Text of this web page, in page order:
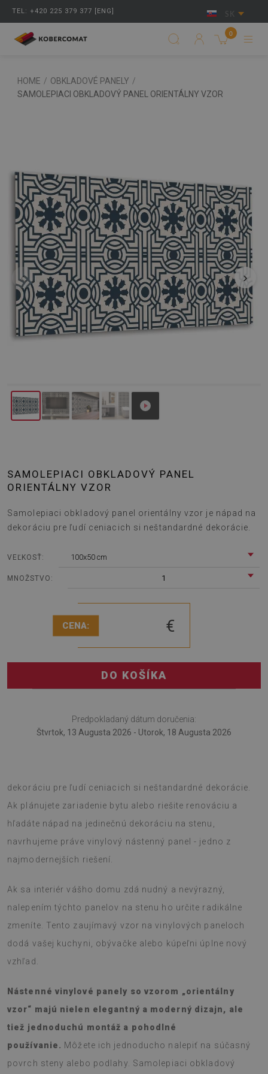
TEL: +420 225 379 377 [ENG] SK
0
HOME / OBKLADOVÉ PANELY /
SAMOLEPIACI OBKLADOVÝ PANEL ORIENTÁLNY VZOR
‹ ›
SAMOLEPIACI OBKLADOVÝ PANEL
ORIENTÁLNY VZOR
Samolepiaci obkladový panel orientálny vzor je nápad na
dekoráciu pre ľudí ceniacich si neštandardné dekorácie.
VEĽKOSŤ: 100x50 cm
MNOŽSTVO: 1
CENA: €
DO KOŠÍKA
Predpokladaný dátum doručenia:
Štvrtok, 13 Augusta 2026 - Utorok, 18 Augusta 2026
dekoráciu pre ľudí ceniacich si neštandardné dekorácie.
Ak plánujete zariadenie bytu alebo riešite renováciu a
hľadáte nápad na jedinečnú dekoráciu na stenu,
navrhujeme práve vinylový nástenný panel - jedno z
najmodernejších riešení.
Ak sa interiér vášho domu zdá nudný a nevýrazný,
nalepením týchto panelov na stenu ho určite radikálne
zmeníte. Tento zaujímavý vzor na vinylových paneloch
dodá vašej kuchyni, obývačke alebo kúpeľni úplne nový
vzhľad.
Nástenné vinylové panely so vzorom „orientálny
vzor“ majú nielen elegantný a moderný dizajn, ale
tiež jednoduchú montáž a pohodlné
používanie. Môžete ich jednoducho nalepiť na súčasný
povrch steny alebo podlahy. Samolepiaci obkladový